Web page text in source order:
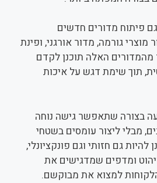
פיתוח מדורים חדשים
מוצרי גורמה, מדור אורגני, ופינת
האלה תוכנן לקדם
תוך שימת דגש על איכות
בצורה שתאפשר גישה נוחה
מבלי ליצור עומסים בשטחי
גם חזותי וגם פונקציונלי,
ומדפים שמדגישים את
למצוא את מבוקשם.